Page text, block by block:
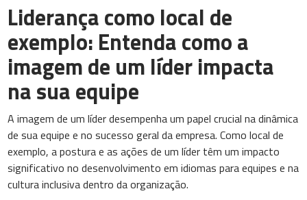
Liderança como local de
exemplo: Entenda como a
imagem de um líder impacta
na sua equipe
A imagem de um líder desempenha um papel crucial na dinâmica
de sua equipe e no sucesso geral da empresa. Como local de
exemplo, a postura e as ações de um líder têm um impacto
significativo no desenvolvimento em idiomas para equipes e na
cultura inclusiva dentro da organização.